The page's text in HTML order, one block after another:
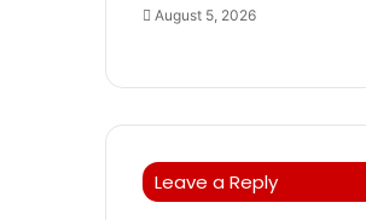
August 5, 2026
Leave a Reply